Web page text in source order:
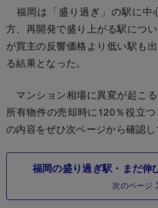
福岡は「盛り過ぎ」の駅に中
方、再開発で盛り上がる駅につ
が買主の反響価格より低い駅も
る結果となった。
マンション相場に異変が起こ
所有物件の売却時に120％役立
の内容をぜひ次ページから確認し
福岡の盛り過ぎ駅・まだ伸
次のページ